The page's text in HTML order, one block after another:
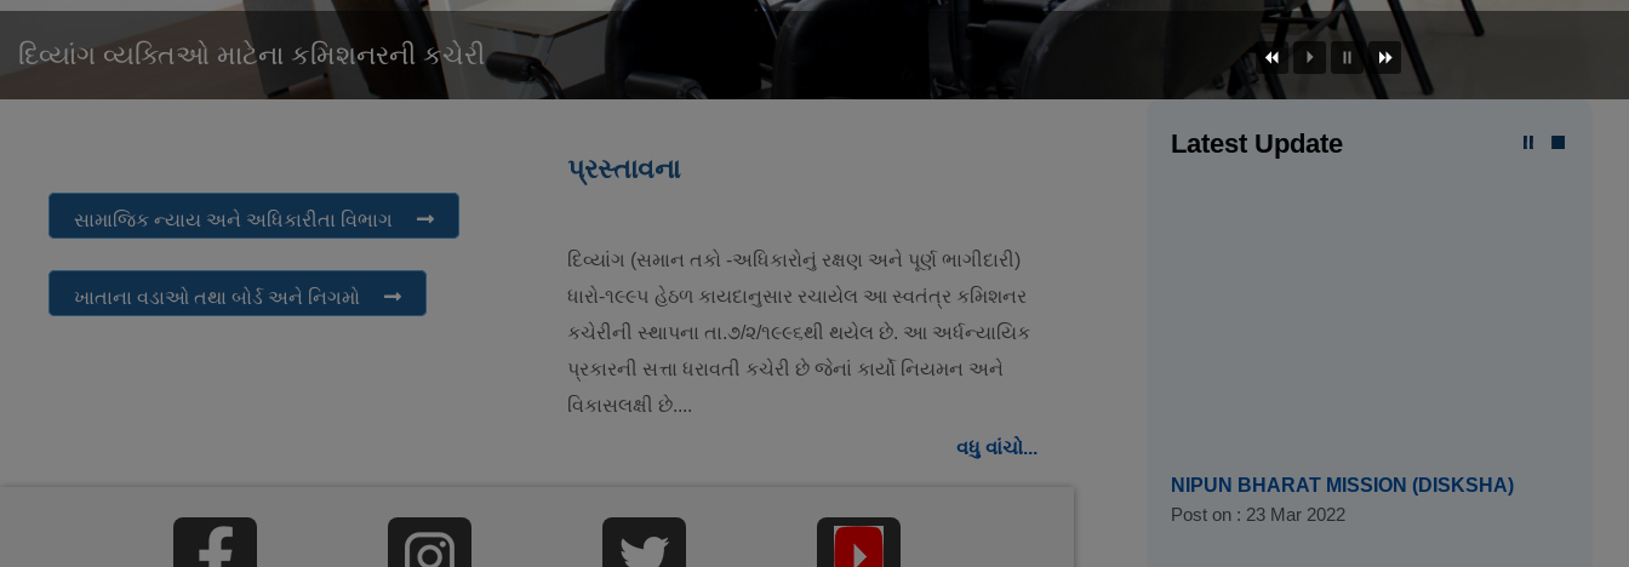
દિવ્યાંગ વ્યક્તિઓ માટેના કમિશનરની કચેરી
સામાજિક ન્યાય અને અધિકારીતા વિભાગ
ખાતાના વડાઓ તથા બોર્ડ અને નિગમો
પ્રસ્તાવના
દિવ્યાંગ (સમાન તકો -અધિકારોનું રક્ષણ અને પૂર્ણ ભાગીદારી)
ધારો-૧૯૯૫ હેઠળ કાયદાનુસાર રચાયેલ આ સ્વતંત્ર કમિશનર
કચેરીની સ્થાપના તા.૭/૨/૧૯૯૬થી થયેલ છે. આ અર્ધન્યાયિક
પ્રકારની સત્તા ધરાવતી કચેરી છે જેનાં કાર્યો નિયમન અને
વિકાસલક્ષી છે....
વધુ વાંચો...
Latest Update
Post on : 23 Mar 2022